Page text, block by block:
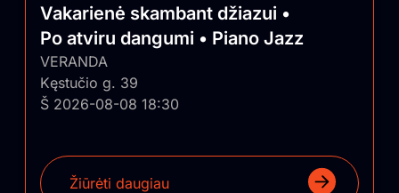
Vakarienė skambant džiazui •
Po atviru dangumi • Piano Jazz
VERANDA
Kęstučio g. 39
Š 2026-08-08 18:30
Žiūrėti daugiau